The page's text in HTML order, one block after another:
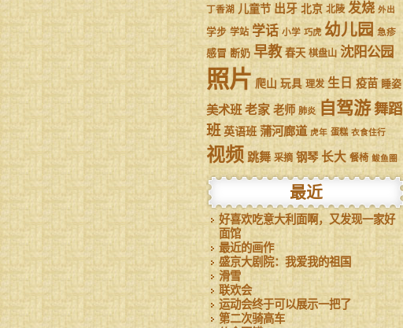
丁香湖 儿童节 出牙 北京 北陵 发烧 外出
学步 学站 学话 小学 巧虎 幼儿园 急疹
感冒 断奶 早教 春天 棋盘山 沈阳公园
照片 爬山 玩具 理发 生日 疫苗 睡姿
美术班 老家 老师 肺炎 自驾游舞蹈
班 英语班 蒲河廊道 虎年 蛋糕 衣食住行
视频 跳舞 采摘 钢琴 长大 餐椅 鲅鱼圈
最近
好喜欢吃意大利面啊，又发现一家好
面馆
最近的画作
盛京大剧院：我爱我的祖国
滑雪
联欢会
运动会终于可以展示一把了
第二次骑高车